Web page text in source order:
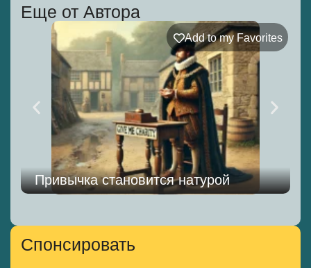
Еще от Автора
Add to my Favorites
Привычка становится натурой
Спонсировать